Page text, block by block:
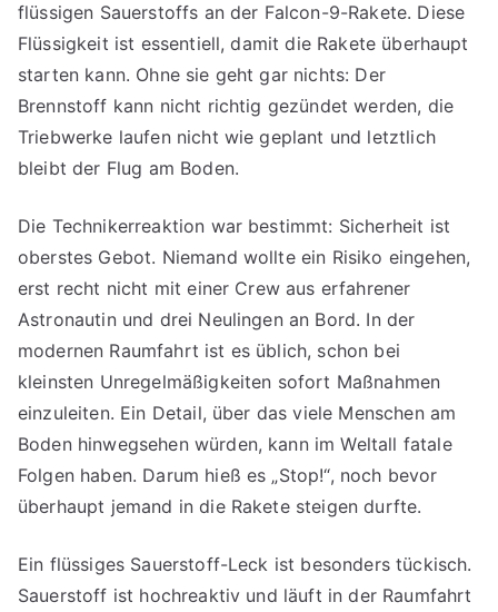
flüssigen Sauerstoffs an der Falcon-9-Rakete. Diese
Flüssigkeit ist essentiell, damit die Rakete überhaupt
starten kann. Ohne sie geht gar nichts: Der
Brennstoff kann nicht richtig gezündet werden, die
Triebwerke laufen nicht wie geplant und letztlich
bleibt der Flug am Boden.
Die Technikerreaktion war bestimmt: Sicherheit ist
oberstes Gebot. Niemand wollte ein Risiko eingehen,
erst recht nicht mit einer Crew aus erfahrener
Astronautin und drei Neulingen an Bord. In der
modernen Raumfahrt ist es üblich, schon bei
kleinsten Unregelmäßigkeiten sofort Maßnahmen
einzuleiten. Ein Detail, über das viele Menschen am
Boden hinwegsehen würden, kann im Weltall fatale
Folgen haben. Darum hieß es „Stop!“, noch bevor
überhaupt jemand in die Rakete steigen durfte.
Ein flüssiges Sauerstoff-Leck ist besonders tückisch.
Sauerstoff ist hochreaktiv und läuft in der Raumfahrt